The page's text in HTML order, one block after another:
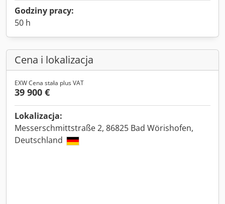
Godziny pracy:
50 h
Cena i lokalizacja
EXW Cena stała plus VAT
39 900 €
Lokalizacja:
Messerschmittstraße 2, 86825 Bad Wörishofen,
Deutschland